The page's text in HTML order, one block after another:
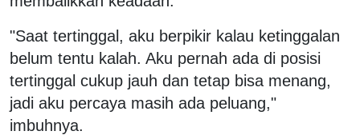
"Saat tertinggal, aku berpikir kalau ketinggalan
belum tentu kalah. Aku pernah ada di posisi
tertinggal cukup jauh dan tetap bisa menang,
jadi aku percaya masih ada peluang,"
imbuhnya.